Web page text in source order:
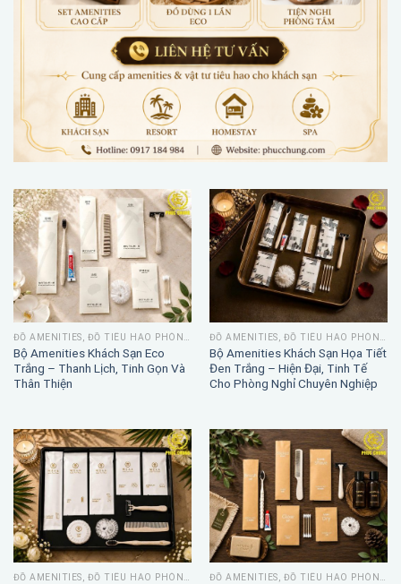
Bộ Amenities Khách Sạn Eco
Trắng – Thanh Lịch, Tinh Gọn Và
Thân Thiện
Bộ Amenities Khách Sạn Họa Tiết
Đen Trắng – Hiện Đại, Tinh Tế
Cho Phòng Nghỉ Chuyên Nghiệp